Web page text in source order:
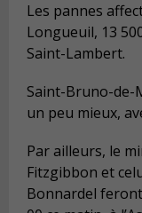
Les pannes
Longueuil, 13
Saint-Lambert.
Saint-Bruno-de-
un peu mieux,
Par ailleurs, le
Fitzgibbon et
Bonnardel